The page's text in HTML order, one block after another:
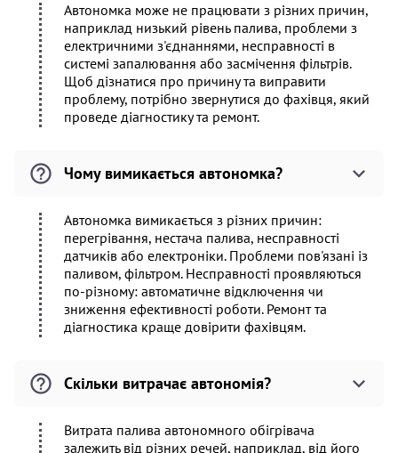
Автономка може не працювати з різних причин,
наприклад низький рівень палива, проблеми з
електричними з'єднаннями, несправності в
системі запалювання або засмічення фільтрів.
Щоб дізнатися про причину та виправити
проблему, потрібно звернутися до фахівця, який
проведе діагностику та ремонт.
Чому вимикається автономка?
Автономка вимикається з різних причин:
перегрівання, нестача палива, несправності
датчиків або електроніки. Проблеми пов'язані із
паливом, фільтром. Несправності проявляються
по-різному: автоматичне відключення чи
зниження ефективності роботи. Ремонт та
діагностика краще довірити фахівцям.
Скільки витрачає автономія?
Витрата палива автономного обігрівача
залежить від різних речей, наприклад, від його